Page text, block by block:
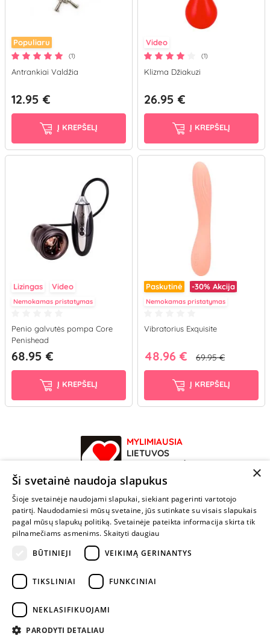
Populiaru
(1)
Antrankiai Valdžia
12.95 €
Į KREPŠELĮ
Video
(1)
Klizma Džiakuzi
26.95 €
Į KREPŠELĮ
Lizingas Video
Nemokamas pristatymas
Penio galvutės pompa Core
Penishead
68.95 €
Į KREPŠELĮ
Paskutinė -30% Akcija
Nemokamas pristatymas
Vibratorius Exquisite
48.96 € 69.95 €
Į KREPŠELĮ
MYLIMIAUSIA
LIETUVOS
ELEKTRONINĖ
PARDUOTUVĖ
NENUSTOK
ŽAISTI
+370 600 84088
info@fantazijos.lt
×
Ši svetainė naudoja slapukus
Šioje svetainėje naudojami slapukai, siekiant pagerinti vartotojo
patirtį. Naudodamiesi mūsų svetaine, jūs sutinkate su visais slapukais
pagal mūsų slapukų politiką. Svetainėje pateikta informacija skirta tik
pilnamečiams asmenims. Skaityti daugiau
BŪTINIEJI
VEIKIMĄ GERINANTYS
TIKSLINIAI FUNKCINIAI
NEKLASIFIKUOJAMI
PARODYTI DETALIAU